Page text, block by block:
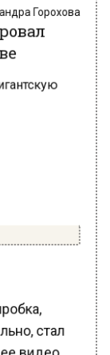
стал
видео